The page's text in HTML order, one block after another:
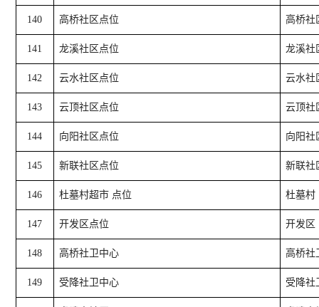
140 高桥社区点位 高桥社
141 龙溪社区点位 龙溪社
142 云水社区点位 云水社
143 云顶社区点位 云顶社
144 向阳社区点位 向阳社
145 新联社区点位 新联社
146 杜墓村超市 点位 杜墓村
147 开发区点位 开发区
148 高桥社卫中心 高桥社
149 受降社卫中心 受降社